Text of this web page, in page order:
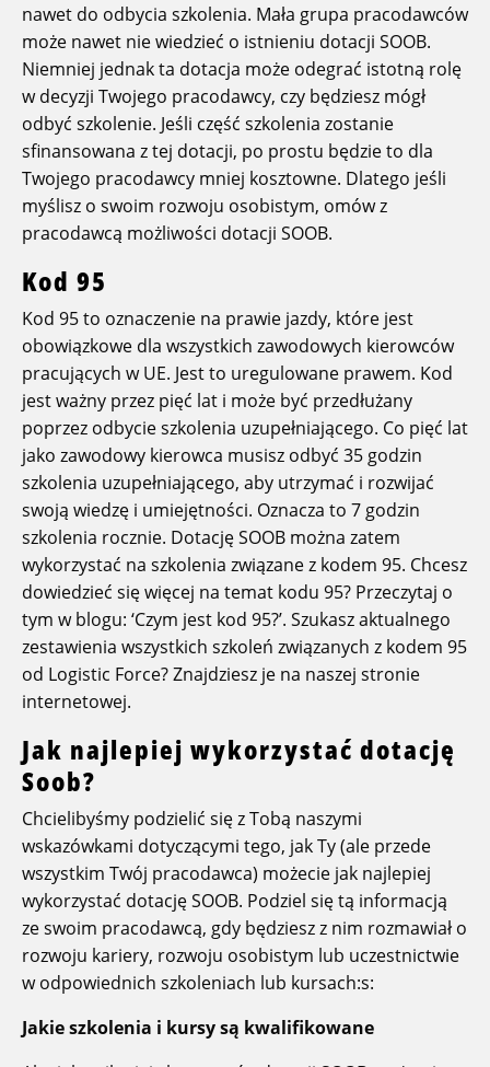
nawet do odbycia szkolenia. Mała grupa pracodawców
może nawet nie wiedzieć o istnieniu dotacji SOOB.
Niemniej jednak ta dotacja może odegrać istotną rolę
w decyzji Twojego pracodawcy, czy będziesz mógł
odbyć szkolenie. Jeśli część szkolenia zostanie
sfinansowana z tej dotacji, po prostu będzie to dla
Twojego pracodawcy mniej kosztowne. Dlatego jeśli
myślisz o swoim rozwoju osobistym, omów z
pracodawcą możliwości dotacji SOOB.
Kod 95
Kod 95 to oznaczenie na prawie jazdy, które jest
obowiązkowe dla wszystkich zawodowych kierowców
pracujących w UE. Jest to uregulowane prawem. Kod
jest ważny przez pięć lat i może być przedłużany
poprzez odbycie szkolenia uzupełniającego. Co pięć lat
jako zawodowy kierowca musisz odbyć 35 godzin
szkolenia uzupełniającego, aby utrzymać i rozwijać
swoją wiedzę i umiejętności. Oznacza to 7 godzin
szkolenia rocznie. Dotację SOOB można zatem
wykorzystać na szkolenia związane z kodem 95. Chcesz
dowiedzieć się więcej na temat kodu 95? Przeczytaj o
tym w blogu: ‘Czym jest kod 95?’. Szukasz aktualnego
zestawienia wszystkich szkoleń związanych z kodem 95
od Logistic Force? Znajdziesz je na naszej stronie
internetowej.
Jak najlepiej wykorzystać dotację
Soob?
Chcielibyśmy podzielić się z Tobą naszymi
wskazówkami dotyczącymi tego, jak Ty (ale przede
wszystkim Twój pracodawca) możecie jak najlepiej
wykorzystać dotację SOOB. Podziel się tą informacją
ze swoim pracodawcą, gdy będziesz z nim rozmawiał o
rozwoju kariery, rozwoju osobistym lub uczestnictwie
w odpowiednich szkoleniach lub kursach:s:
Jakie szkolenia i kursy są kwalifikowane